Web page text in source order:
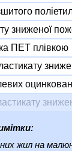
зниженої
ПЕТ плівкою
жил на